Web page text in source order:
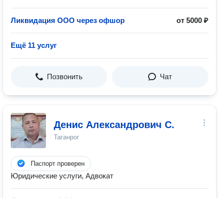
Ликвидация ООО через офшор от 5000 ₽
Ещё 11 услуг
Позвонить Чат
Денис Александрович С.
Таганрог
Паспорт проверен
Юридические услуги, Адвокат